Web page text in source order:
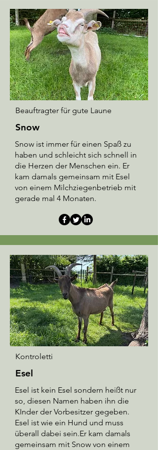
Beauftragter für gute Laune
Snow
Snow ist immer für einen Spaß zu
haben und schleicht sich schnell in
die Herzen der Menschen ein. Er
kam damals gemeinsam mit Esel
von einem Milchziegenbetrieb mit
gerade mal 4 Monaten.
Kontroletti
Esel
Esel ist kein Esel sondern heißt nur
so, diesen Namen haben ihn die
KInder der Vorbesitzer gegeben.
Esel ist wie ein Hund und muss
überall dabei sein.Er kam damals
gemeinsam mit Snow von einem